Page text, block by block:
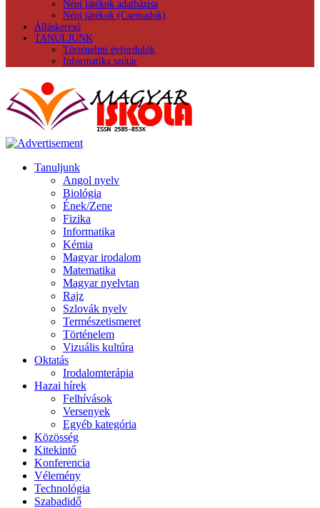
Népi játékok adatbázisa
Népi játékok (Csemadok)
Álláskereső
TANULJUNK
Történelmi évfordulók
Informatika szótár
Tanuljunk
Angol nyelv
Biológia
Ének/Zene
Fizika
Informatika
Kémia
Magyar irodalom
Matematika
Magyar nyelvtan
Rajz
Szlovák nyelv
Természetismeret
Történelem
Vizuális kultúra
Oktatás
Irodalomterápia
Hazai hírek
Felhívások
Versenyek
Egyéb kategória
Közösség
Kitekintő
Konferencia
Vélemény
Technológia
Szabadidő